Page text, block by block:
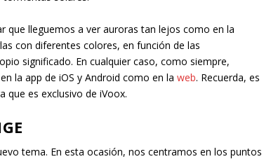
que lleguemos a ver auroras tan lejos como en la
con diferentes colores, en función de las
significado. En cualquier caso, como siempre,
la app de iOS y Android como en laweb. Recuerda, es
que es exclusivo de iVoox.
tema. En esta ocasión, nos centramos en los puntos